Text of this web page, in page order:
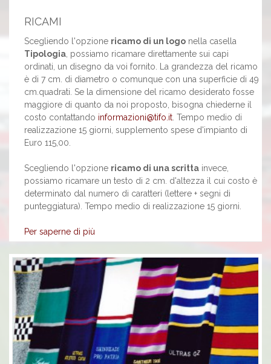
RICAMI
Scegliendo l'opzione ricamo di un logo nella casella
Tipologia , possiamo ricamare direttamente sui capi
ordinati, un disegno da voi fornito. La grandezza del ricamo
è di 7 cm. di diametro o comunque con una superficie di 49
cm.quadrati. Se la dimensione del ricamo desiderato fosse
maggiore di quanto da noi proposto, bisogna chiederne il
costo contattando informazioni@tifo.it . Tempo medio di
realizzazione 15 giorni, supplemento spese d'impianto di
Euro 115,00.
Scegliendo l'opzione ricamo di una scritta invece,
possiamo ricamare un testo di 2 cm. d'altezza il cui costo è
determinato dal numero di caratteri (lettere + segni di
punteggiatura). Tempo medio di realizzazione 15 giorni.
Per saperne di più